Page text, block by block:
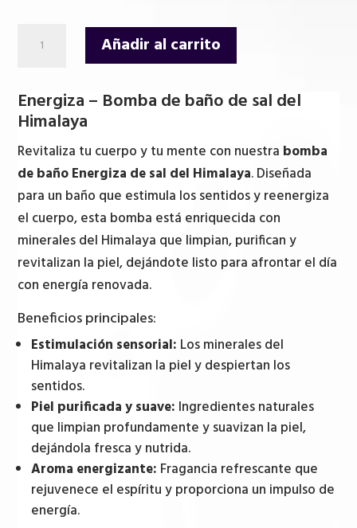
de
baño
de
sal
del
Himalaya
cantidad
Añadir al carrito
Energiza – Bomba de baño de sal del
Himalaya
Revitaliza tu cuerpo y tu mente con nuestra bomba
de baño Energiza de sal del Himalaya. Diseñada
para un baño que estimula los sentidos y reenergiza
el cuerpo, esta bomba está enriquecida con
minerales del Himalaya que limpian, purifican y
revitalizan la piel, dejándote listo para afrontar el día
con energía renovada.
Beneficios principales:
Estimulación sensorial: Los minerales del
Himalaya revitalizan la piel y despiertan los
sentidos.
Piel purificada y suave: Ingredientes naturales
que limpian profundamente y suavizan la piel,
dejándola fresca y nutrida.
Aroma energizante: Fragancia refrescante que
rejuvenece el espíritu y proporciona un impulso de
energía.